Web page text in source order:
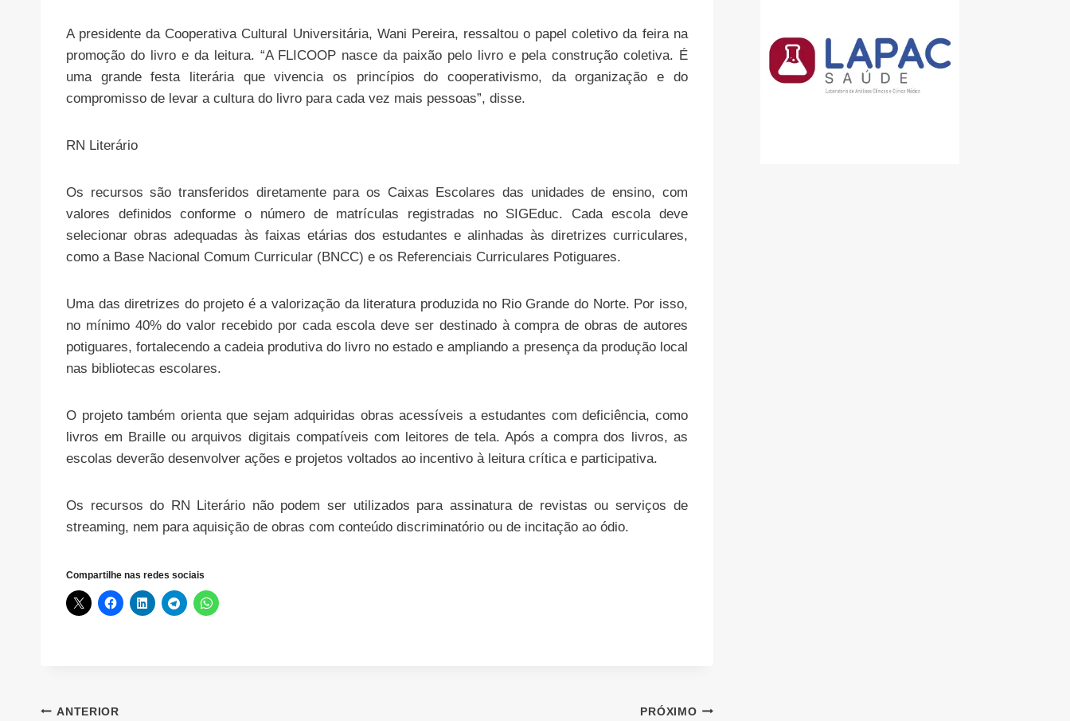
A presidente da Cooperativa Cultural Universitária, Wani Pereira, ressaltou o papel coletivo da feira na
promoção do livro e da leitura. “A FLICOOP nasce da paixão pelo livro e pela construção coletiva. É
uma grande festa literária que vivencia os princípios do cooperativismo, da organização e do
compromisso de levar a cultura do livro para cada vez mais pessoas”, disse.
RN Literário
Os recursos são transferidos diretamente para os Caixas Escolares das unidades de ensino, com
valores definidos conforme o número de matrículas registradas no SIGEduc. Cada escola deve
selecionar obras adequadas às faixas etárias dos estudantes e alinhadas às diretrizes curriculares,
como a Base Nacional Comum Curricular (BNCC) e os Referenciais Curriculares Potiguares.
Uma das diretrizes do projeto é a valorização da literatura produzida no Rio Grande do Norte. Por isso,
no mínimo 40% do valor recebido por cada escola deve ser destinado à compra de obras de autores
potiguares, fortalecendo a cadeia produtiva do livro no estado e ampliando a presença da produção local
nas bibliotecas escolares.
O projeto também orienta que sejam adquiridas obras acessíveis a estudantes com deficiência, como
livros em Braille ou arquivos digitais compatíveis com leitores de tela. Após a compra dos livros, as
escolas deverão desenvolver ações e projetos voltados ao incentivo à leitura crítica e participativa.
Os recursos do RN Literário não podem ser utilizados para assinatura de revistas ou serviços de
streaming, nem para aquisição de obras com conteúdo discriminatório ou de incitação ao ódio.
Compartilhe nas redes sociais
Navegação
ANTERIOR PRÓXIMO